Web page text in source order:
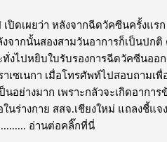
ปิดเผยว่า หลังจากฉีดวัคซีนครั้งแร
จากนั้นสองสามวันอาการก็เป็นปก
งไปหยิบใบรับรองการฉีดวัคซีนอ
เซเนกา เมื่อโทรศัพท์ไปสอบถามเ
อย่างมาก เพราะกลัวจะเกิดอากา
นร่างกาย สสจ.เชียงใหม่ แถลงชี้
อ่านต่อคลิ๊กที่นี่